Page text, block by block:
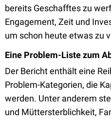
bereits Geschafftes zu
Engagement, Zeit und
um schon heute etwas zu
Eine Problem-Liste zum
Der Bericht enthält eine
Problem-Kategorien, die
werden. Unter anderem
und Müttersterblichkeit,